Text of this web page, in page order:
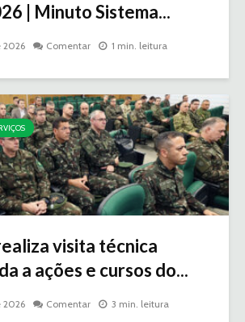
| Minuto Sistema...
2026 Comentar 1 min. leitura
visita técnica
a ações e cursos do...
2026 Comentar 3 min. leitura